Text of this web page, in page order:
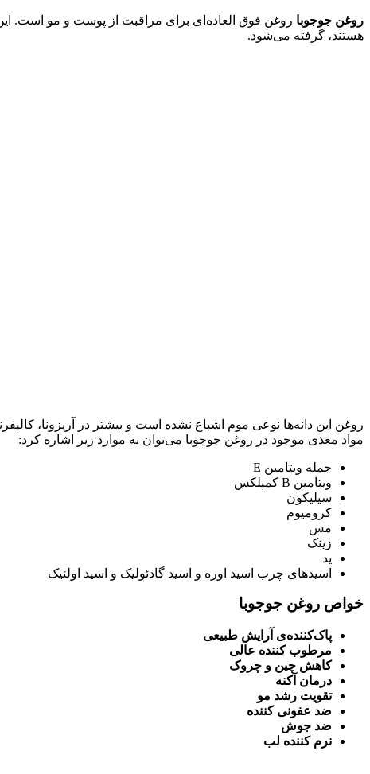
روغن جوجوبا روغن فوق العاده‌ای برای مراقبت از پوست و مو است. این
هستند، گرفته می‌شود.
روغن این دانه‌ها نوعی موم اشباع‌ نشده است و بیشتر در آریزونا،
مواد مغذی موجود در روغن جوجوبا می‌توان به موارد زیر اشاره کرد:
جمله ویتامین E
ویتامین B کمپلکس
سیلیکون
کرومیوم
مس
زینک
ید
اسیدهای چرب اسید اوره و اسید گادئولیک و اسید اولئیک
خواص روغن جوجوبا
پاک‌کننده‌ی آرایش طبیعی
مرطوب کننده عالی
کاهش چین و چروک
درمان آکنه
تقویت رشد مو
ضد عفونی کننده
ضد جوش
نرم کننده لب